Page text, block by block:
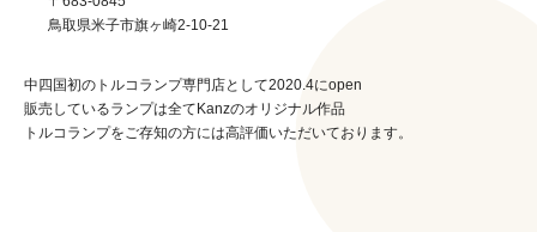
鳥取県米子市旗ヶ崎2-10-21
中四国初のトルコランプ専門店として2020.4にopen
販売しているランプは全てKanzのオリジナル作品
トルコランプをご存知の方には高評価いただいております。